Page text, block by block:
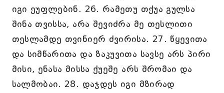
იგი ეუფლებინ. 26. რამეთუ თქუა გულსა
შინა თვისსა, არა შევიძრა მე თესლითი
თესლამდე თვინიერ ძვირისა. 27. წყევითა
და სიმწარითა და ზაკუვითა სავსე არს პირი
მისი, ენასა მისსა ქუეშე არს შრომაი და
სალმობაი. 28. დაჯდეს იგი მზირად